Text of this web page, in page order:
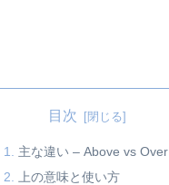
目次
主な違い – Above vs Over
上の意味と使い方